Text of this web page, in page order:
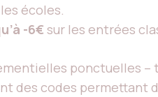
écoles.
-6€ sur les entrées
ponctuelles
des codes permettant